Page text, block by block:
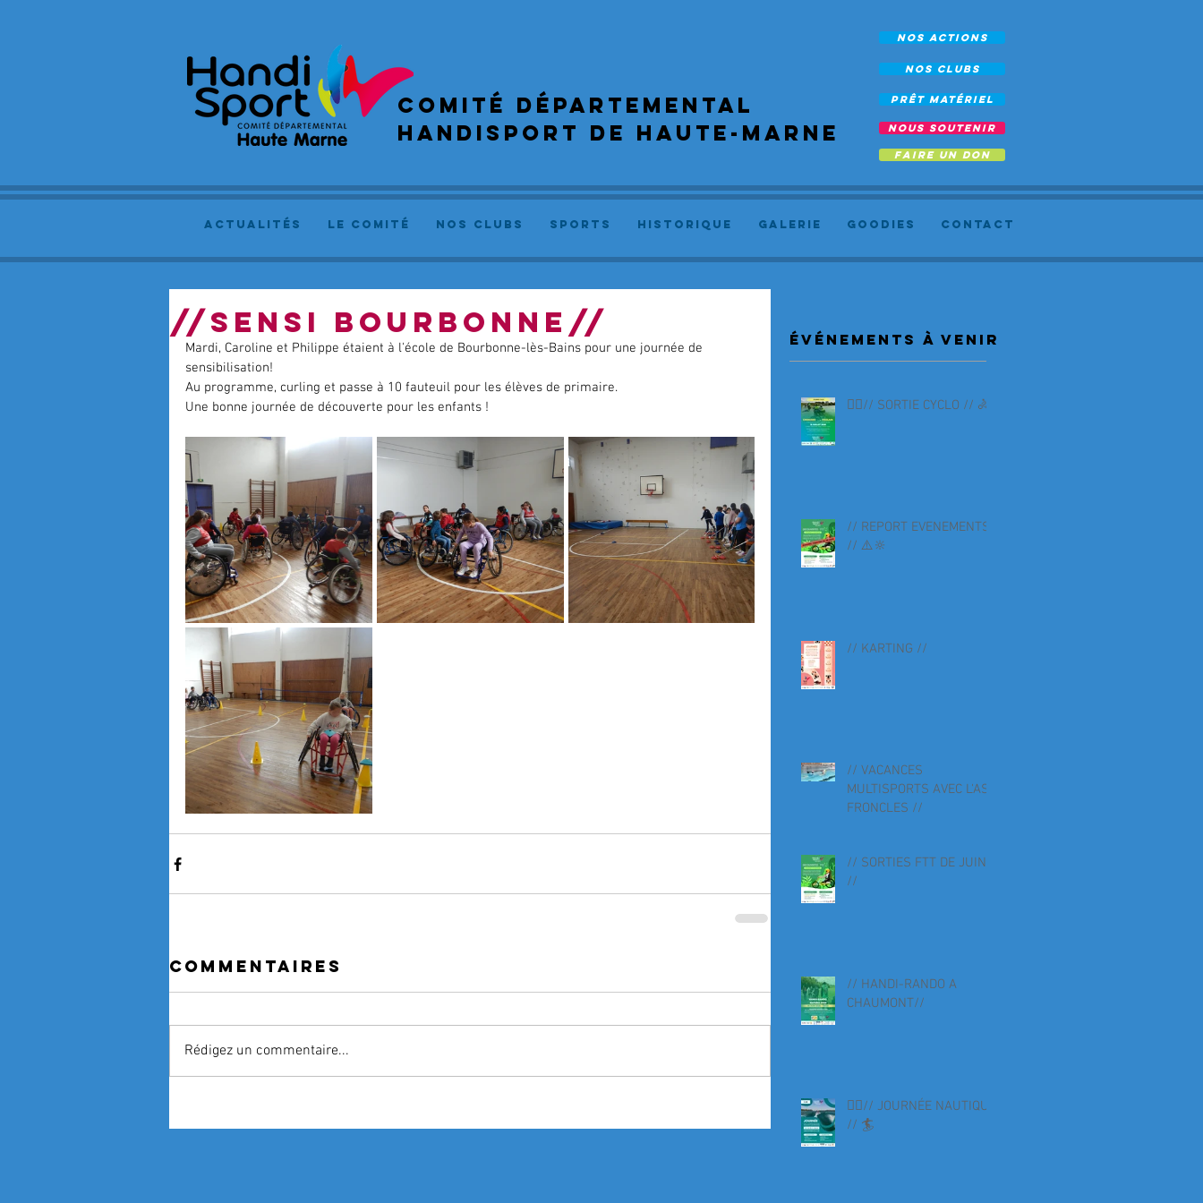
COMIté départemental
handisport de haute-marne
NOUS SOUTENIR
NOS ACTIONS
NOS CLUBS
prêt Matériel
FAIRE UN DON
actualités le comité NOS CLUBS SPORTS Historique GALERIE Goodies Contact
//SENSI BOURBONNE//
Mardi, Caroline et Philippe étaient à l'école de Bourbonne-lès-Bains pour une journée de
sensibilisation!
Au programme, curling et passe à 10 fauteuil pour les élèves de primaire.
Une bonne journée de découverte pour les enfants !
Commentaires
Rédigez un commentaire...
événements à venir
🚴‍♀️// SORTIE CYCLO // 🚴
// REPORT EVENEMENTS
// ⚠️🔆
// KARTING //
// VACANCES
MULTISPORTS AVEC L'AS
FRONCLES //
// SORTIES FTT DE JUIN
//
// HANDI-RANDO A
CHAUMONT//
🏄‍♀️// JOURNÉE NAUTIQUE
// 🏄